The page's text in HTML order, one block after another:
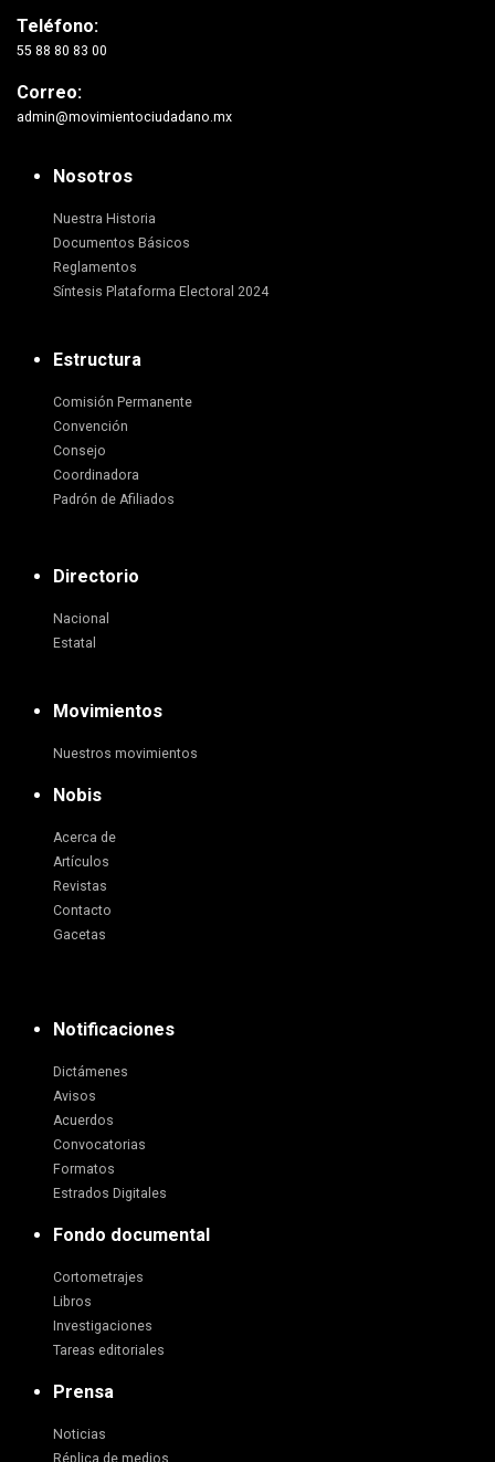
Teléfono:
55 88 80 83 00
Correo:
admin@movimientociudadano.mx
Nosotros
Nuestra Historia
Documentos Básicos
Reglamentos
Síntesis Plataforma Electoral 2024
Estructura
Comisión Permanente
Convención
Consejo
Coordinadora
Padrón de Afiliados
Directorio
Nacional
Estatal
Movimientos
Nuestros movimientos
Nobis
Acerca de
Artículos
Revistas
Contacto
Gacetas
Notificaciones
Dictámenes
Avisos
Acuerdos
Convocatorias
Formatos
Estrados Digitales
Fondo documental
Cortometrajes
Libros
Investigaciones
Tareas editoriales
Prensa
Noticias